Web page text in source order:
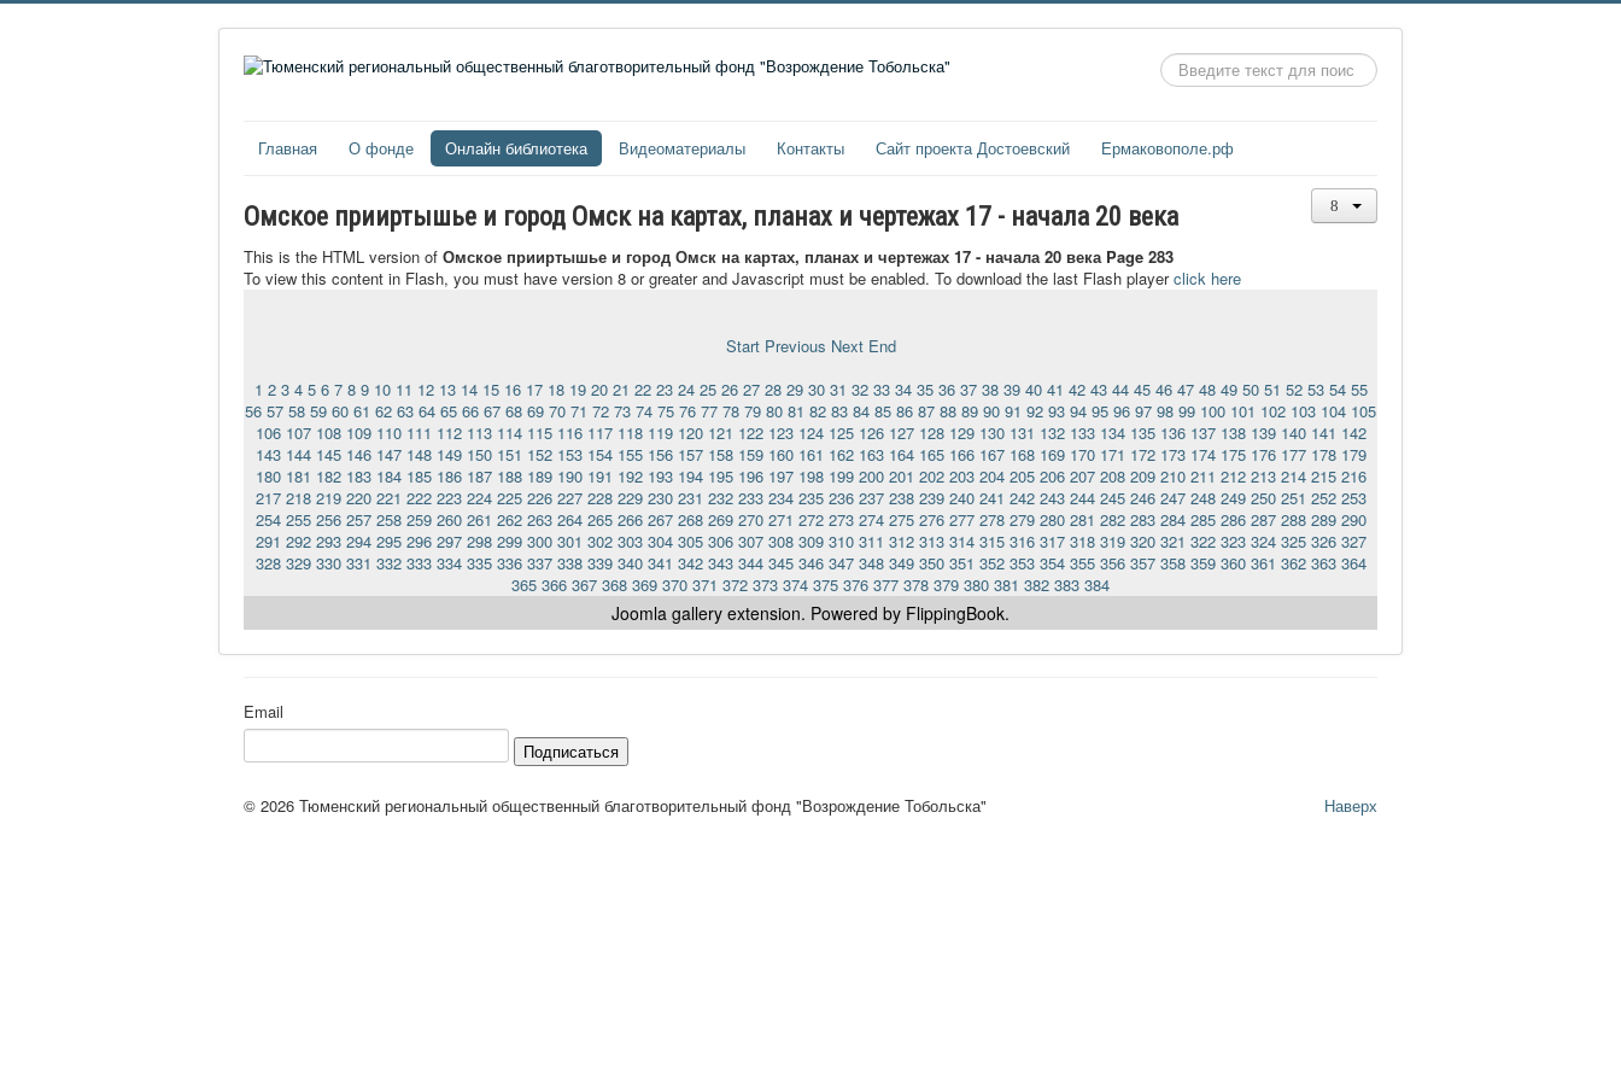
Искать...
Главная О фонде Онлайн библиотека Видеоматериалы Контакты Сайт проекта Достоевский Ермаковополе.рф
Омское прииртышье и город Омск на картах, планах и чертежах 17 - начала 20 века
This is the HTML version of Омское прииртышье и город Омск на картах, планах и чертежах 17 - начала 20 века Page 283
To view this content in Flash, you must have version 8 or greater and Javascript must be enabled. To download the last Flash playerclick here
Start Previous Next End
1 2 3 4 5 6 7 8 9 10 11 12 13 14 15 16 17 18 19 20 21 22 23 24 25 26 27 28 29 30 31 32 33 34 35 36 37 38 39 40 41 42 43 44 45 46 47 48 49 50 51 52 53 54 55
56 57 58 59 60 61 62 63 64 65 66 67 68 69 70 71 72 73 74 75 76 77 78 79 80 81 82 83 84 85 86 87 88 89 90 91 92 93 94 95 96 97 98 99 100 101 102 103 104 105
106 107 108 109 110 111 112 113 114 115 116 117 118 119 120 121 122 123 124 125 126 127 128 129 130 131 132 133 134 135 136 137 138 139 140 141 142
143 144 145 146 147 148 149 150 151 152 153 154 155 156 157 158 159 160 161 162 163 164 165 166 167 168 169 170 171 172 173 174 175 176 177 178 179
180 181 182 183 184 185 186 187 188 189 190 191 192 193 194 195 196 197 198 199 200 201 202 203 204 205 206 207 208 209 210 211 212 213 214 215 216
217 218 219 220 221 222 223 224 225 226 227 228 229 230 231 232 233 234 235 236 237 238 239 240 241 242 243 244 245 246 247 248 249 250 251 252 253
254 255 256 257 258 259 260 261 262 263 264 265 266 267 268 269 270 271 272 273 274 275 276 277 278 279 280 281 282 283 284 285 286 287 288 289 290
291 292 293 294 295 296 297 298 299 300 301 302 303 304 305 306 307 308 309 310 311 312 313 314 315 316 317 318 319 320 321 322 323 324 325 326 327
328 329 330 331 332 333 334 335 336 337 338 339 340 341 342 343 344 345 346 347 348 349 350 351 352 353 354 355 356 357 358 359 360 361 362 363 364
365 366 367 368 369 370 371 372 373 374 375 376 377 378 379 380 381 382 383 384
Joomla gallery extension. Powered by FlippingBook.
Email
Подписаться
Наверх
© 2026 Тюменский региональный общественный благотворительный фонд "Возрождение Тобольска"